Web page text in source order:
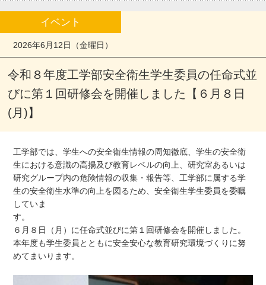
イベント
2026年6月12日（金曜日）
令和８年度工学部安全衛生学生委員の任命式並
びに第１回研修会を開催しました【６月８日
(月)】
工学部では、学生への安全衛生情報の周知徹底、学生の安全衛
生における意識の高揚及び教育レベルの向上、研究室あるいは
研究グループ内の危険情報の収集・報告等、工学部に属する学
生の安全衛生水準の向上を図るため、安全衛生学生委員を委嘱
していま
６月８日（月）に任命式並びに第１回研修会を開催しました。
本年度も学生委員とともに安全安心な教育研究環境づくりに努
めてまいります。